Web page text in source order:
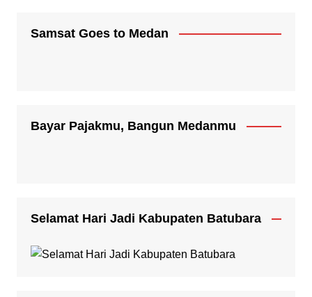
Samsat Goes to Medan
Bayar Pajakmu, Bangun Medanmu
Selamat Hari Jadi Kabupaten Batubara